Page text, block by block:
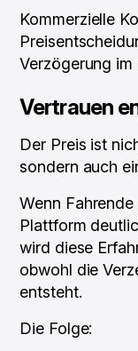
Kommerzielle
Verzögerung
Vertrauen
Der Preis ist
sondern auch
Wenn
Plattform
wird diese
obwohl die
entsteht.
Die Folge: